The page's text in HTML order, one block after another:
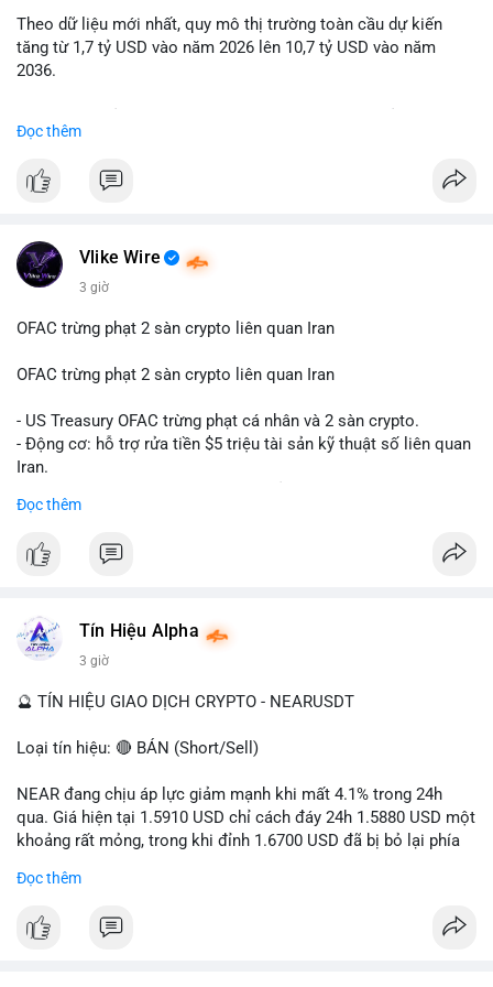
Lời khuyên: Nhà đầu tư nhỏ lẻ nên quan sát thêm 2-4 giờ sau
khi giao dịch được xác nhận, tránh hành động theo cảm xúc.
ưu tiên quản trị rủi ro trong giai đoạn biến động mạnh.
#btcmempool65k
Theo dữ liệu mới nhất, quy mô thị trường toàn cầu dự kiến
tăng từ 1,7 tỷ USD vào năm 2026 lên 10,7 tỷ USD vào năm
2036.
hàng năm (CAGR) ấn tượng lên tới 20,2%.
Điều gì đang thúc đẩy sự tăng trưởng vượt bậc này? Hãy cùng
Đọc thêm
Vlike Wire
3 giờ
OFAC trừng phạt 2 sàn crypto liên quan Iran
OFAC trừng phạt 2 sàn crypto liên quan Iran
- US Treasury OFAC trừng phạt cá nhân và 2 sàn crypto.
- Động cơ: hỗ trợ rửa tiền $5 triệu tài sản kỹ thuật số liên quan
Iran.
- Tác động: rủi ro cho thị trường crypto, tăng áp lực pháp lý.
#binancesquare
#vlikevn #titanbot
📰 Nguồn: Cointelegraph
Đọc thêm
Tín Hiệu Alpha
3 giờ
🔮 TÍN HIỆU GIAO DỊCH CRYPTO - NEARUSDT
Loại tín hiệu: 🔴 BÁN (Short/Sell)
NEAR đang chịu áp lực giảm mạnh khi mất 4.1% trong 24h
qua. Giá hiện tại 1.5910 USD chỉ cách đáy 24h 1.5880 USD một
khoảng rất mỏng, trong khi đỉnh 1.6700 USD đã bị bỏ lại phía
kiểm soát hoàn toàn. Khối lượng giao dịch 10.29 triệu NEAR
tiếp diễn.
Đọc thêm